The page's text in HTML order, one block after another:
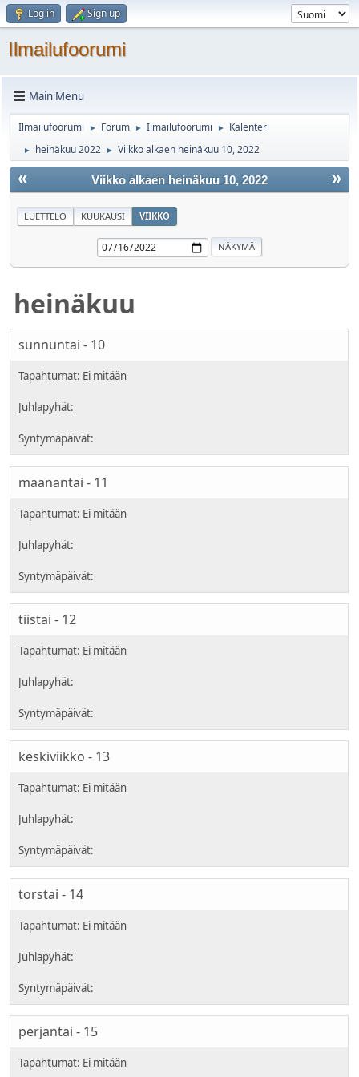
Log in Sign up
Ilmailufoorumi
Main Menu
Ilmailufoorumi ► Forum ► Ilmailufoorumi ► Kalenteri
► heinäkuu 2022 ► Viikko alkaen heinäkuu 10, 2022
« »
Viikko alkaen heinäkuu 10, 2022
LUETTELO KUUKAUSI VIIKKO
heinäkuu
sunnuntai - 10
maanantai - 11
tiistai - 12
keskiviikko - 13
torstai - 14
perjantai - 15